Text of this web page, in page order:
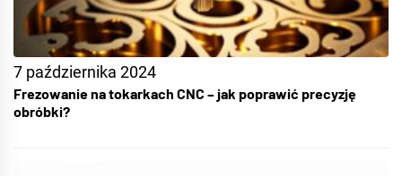
7 października 2024
Frezowanie na tokarkach CNC – jak poprawić precyzję
obróbki?